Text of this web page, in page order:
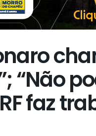
“Não
faz